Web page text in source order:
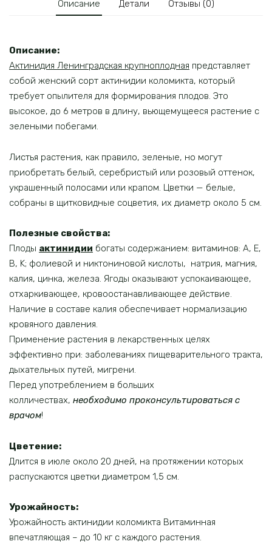
Описание Детали Отзывы (0)
Описание:
Актинидия Ленинградская крупноплодная представляет
собой женский сорт актинидии коломикта, который
требует опылителя для формирования плодов. Это
высокое, до 6 метров в длину, вьющемущееся растение с
зелеными побегами.
Листья растения, как правило, зеленые, но могут
приобретать белый, серебристый или розовый оттенок,
украшенный полосами или крапом. Цветки — белые,
собраны в щитковидные соцветия, их диаметр около 5 см.
Полезные свойства:
Плоды актинидии богаты содержанием: витаминов: A, E,
B, K; фолиевой и никтониновой кислоты, натрия, магния,
калия, цинка, железа. Ягоды оказывают успокаивающее,
отхаркивающее, кровоостанавливающее действие.
Наличие в составе калия обеспечивает нормализацию
кровяного давления.
Применение растения в лекарственных целях
эффективно при: заболеваниях пищеварительного тракта,
дыхательных путей, мигрени.
Перед употреблением в больших
колличествах, необходимо проконсультироваться с
врачом!
Цветение:
Длится в июле около 20 дней, на протяжении которых
распускаются цветки диаметром 1,5 см.
Урожайность:
Урожайность актинидии коломикта Витаминная
впечатляющая – до 10 кг с каждого растения.